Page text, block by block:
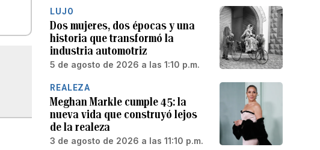
LUJO
Dos mujeres, dos épocas y una
historia que transformó la
industria automotriz
5 de agosto de 2026 a las 1:10 p.m.
REALEZA
Meghan Markle cumple 45: la
nueva vida que construyó lejos
de la realeza
3 de agosto de 2026 a las 11:10 p.m.